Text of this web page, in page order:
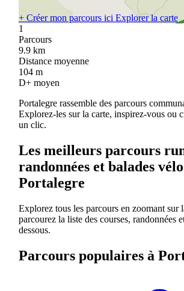
+Créer mon parcours ici Explorer la carte
1
Parcours
9.9 km
Distance moyenne
104 m
D+ moyen
Portalegre rassemble des parcours
Explorez-les sur la carte, inspirez-vous ou
un clic.
Les meilleurs parcours
randonnées et balades
Portalegre
Explorez tous les parcours en zoomant sur
parcourez la liste des courses, randonnées
dessous.
Parcours populaires à